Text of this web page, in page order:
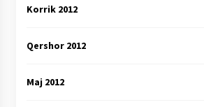
Korrik 2012
Qershor 2012
Maj 2012